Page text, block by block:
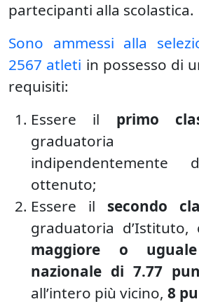
partecipanti alla scolastica.
Sono ammessi alla
2567 atleti in possesso di
requisiti:
Essere il primo
graduatoria
indipendentemente
ottenuto;
Essere il secondo
graduatoria d’Istituto,
maggiore o
nazionale di 7.77
all’intero più vicino, 8